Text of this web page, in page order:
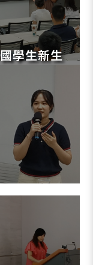
學生新生